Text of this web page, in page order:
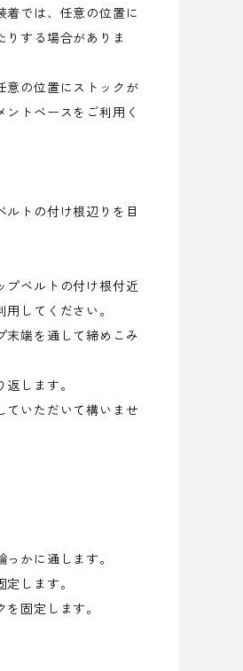
着では、任意の位置に
りする場合がありま
意の位置にストックが
トベースをご利用く
ルトの付け根辺りを目
プベルトの付け根付近
してください。
末端を通して締めこみ
します。
ていただいて構いませ
かに通します。
します。
固定します。